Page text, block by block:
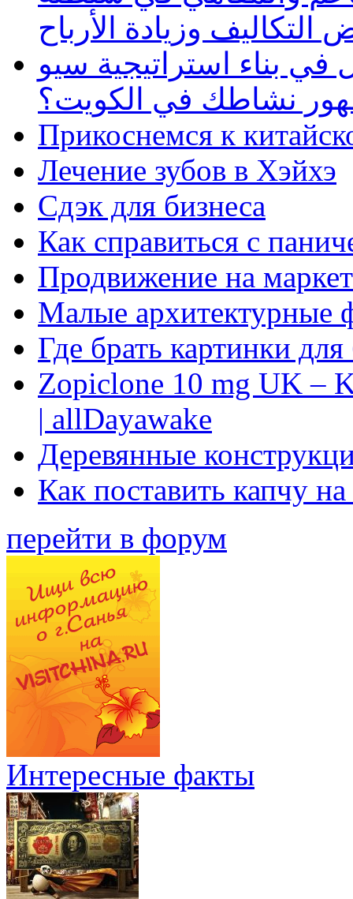
وزيادة الأرباح
بناء استراتيجية سيو
نشاطك في الكويت؟
Прикоснемся к
Лечение зубов в Хэйхэ
Сдэк для бизнеса
Как справиться с
Продвижение на
Малые архитектурные
Где брать картинки
Zopiclone 10 mg UK –
| allDayawake
Деревянные
Как поставить капчу
перейти в форум
Интересные факты